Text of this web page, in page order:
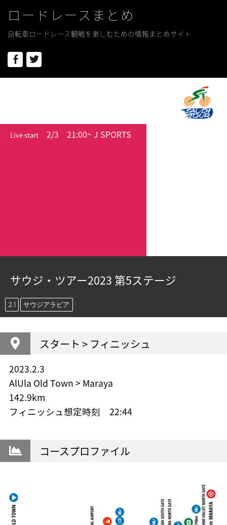
ロードレースまとめ
自転車ロードレース観戦を楽しむための情報まとめサイト
Facebook
Live start 2/3 21:00~ J SPORTS
サウジ・ツアー2023 第5ステージ
2.1 サウジアラビア
スタート > フィニッシュ
2023.2.3
AlUla Old Town > Maraya
142.9km
フィニッシュ想定時刻 22:44
コースプロファイル